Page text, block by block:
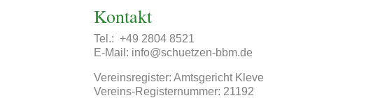
Kontakt
Tel.: +49 2804 8521
E-Mail: info@schuetzen-bbm.de
Vereinsregister: Amtsgericht Kleve
Vereins-Registernummer: 21192